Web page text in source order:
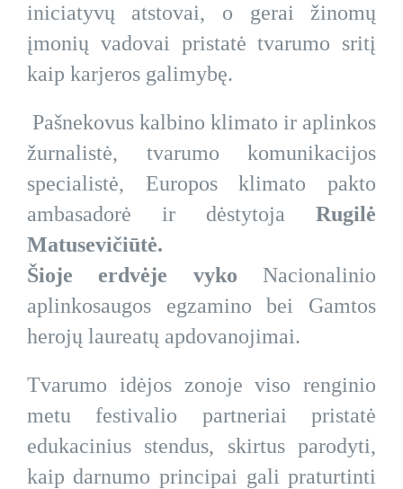
iniciatyvų atstovai, o gerai žinomų
įmonių vadovai pristatė tvarumo sritį
kaip karjeros galimybę.
Pašnekovus kalbino klimato ir aplinkos
žurnalistė, tvarumo komunikacijos
specialistė, Europos klimato pakto
ambasadorė ir dėstytojaRugilė
Matusevičiūtė.
Šioje erdvėje vykoNacionalinio
aplinkosaugos egzamino bei Gamtos
herojų laureatų apdovanojimai.
Tvarumo idėjos zonoje viso renginio
metu festivalio partneriai pristatė
edukacinius stendus, skirtus parodyti,
kaip darnumo principai gali praturtinti